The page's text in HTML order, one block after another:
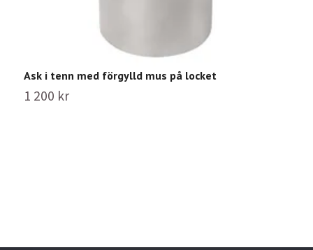
Ask i tenn med förgylld mus på locket
1 200 kr